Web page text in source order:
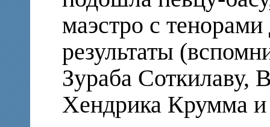
маэстро с
результаты
Зураба Соткилаву,
Хендрика Крумма